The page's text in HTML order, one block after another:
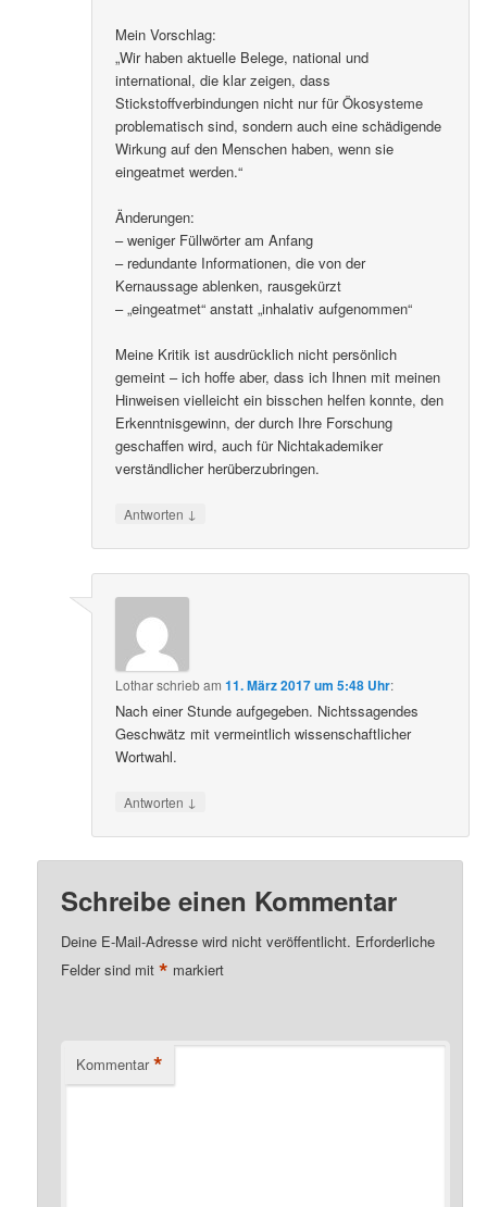
Mein Vorschlag:
„Wir haben aktuelle Belege, national und
international, die klar zeigen, dass
Stickstoffverbindungen nicht nur für Ökosysteme
problematisch sind, sondern auch eine schädigende
Wirkung auf den Menschen haben, wenn sie
eingeatmet werden.“
Änderungen:
– weniger Füllwörter am Anfang
– redundante Informationen, die von der
Kernaussage ablenken, rausgekürzt
– „eingeatmet“ anstatt „inhalativ aufgenommen“
Meine Kritik ist ausdrücklich nicht persönlich
gemeint – ich hoffe aber, dass ich Ihnen mit meinen
Hinweisen vielleicht ein bisschen helfen konnte, den
Erkenntnisgewinn, der durch Ihre Forschung
geschaffen wird, auch für Nichtakademiker
verständlicher herüberzubringen.
Antworten ↓
Lotharschriebam11. März 2017 um 5:48 Uhr:
Nach einer Stunde aufgegeben. Nichtssagendes
Geschwätz mit vermeintlich wissenschaftlicher
Wortwahl.
Antworten ↓
Schreibe einen Kommentar
Deine E-Mail-Adresse wird nicht veröffentlicht. Erforderliche
Felder sind mit* markiert
Kommentar *